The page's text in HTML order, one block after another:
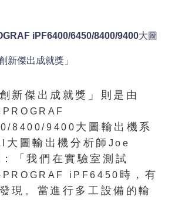
iPF6400/6450/8400/9400大圖
新傑出成就獎」
新傑出成就獎」則是由
8400/9400 大圖輸出機系
大圖輸出機分析師 Joe
「我們在實驗室測試
iPF6450 時，有
現。當進行多工設備的輸